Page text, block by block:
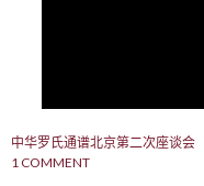
中华罗氏通谱北京第二次座谈会
1 COMMENT